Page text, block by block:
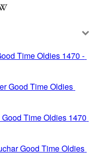
Time Oldies 1470 -
Good Time Oldies
Time Oldies 1470
Good Time Oldies